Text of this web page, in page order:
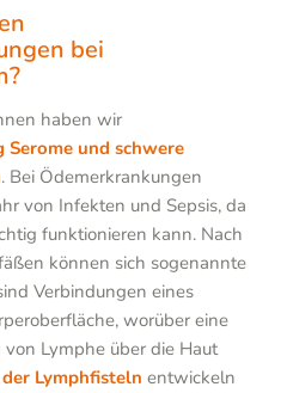
bei
haben wir
Serome und schwere
. Bei Ödemerkrankungen
von Infekten und Sepsis, da
funktionieren kann. Nach
können sich sogenannte
Verbindungen eines
worüber eine
Lymphe über die Haut
Lymphfisteln entwickeln